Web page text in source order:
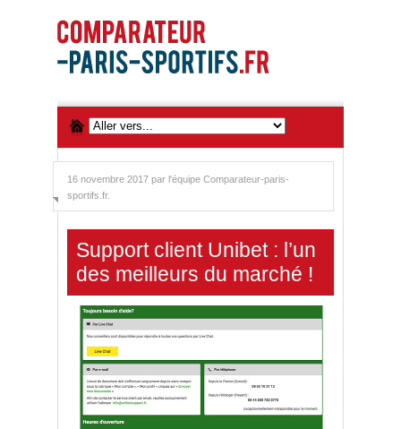
16 novembre 2017 par l'équipe Comparateur-paris-
sportifs.fr.
Support client Unibet : l’un
des meilleurs du marché !